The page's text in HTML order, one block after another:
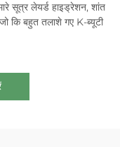
सूत्र लेयर्ड हाइड्रेशन, शांत
कि बहुत तलाशे गए K-ब्यूटी